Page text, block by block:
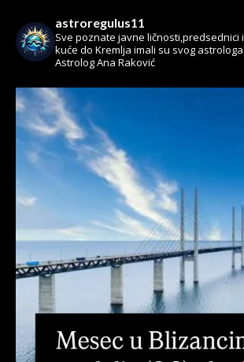
astroregulus11
Sve poznate javne ličnosti,predsednici
kuće do Kremlja imali su svog astrologa.
Astrolog Ana Raković